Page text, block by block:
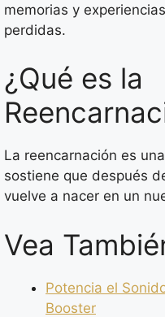
memorias y
perdidas.
¿Qué es la
La reencarnación es
sostiene que después
vuelve a nacer en un
Vea
Potencia el
Booster